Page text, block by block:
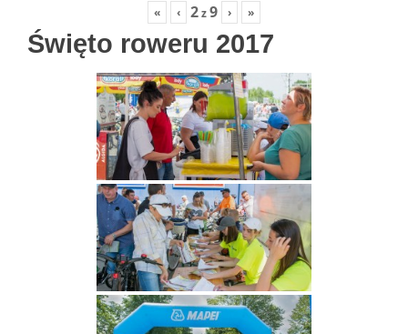
« ‹ 2z9 › »
Święto roweru 2017